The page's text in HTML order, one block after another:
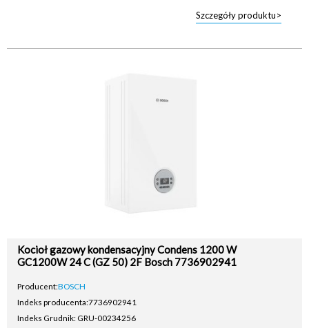
Szczegóły produktu>
Kocioł gazowy kondensacyjny Condens 1200 W
GC1200W 24 C (GZ 50) 2F Bosch 7736902941
Producent:BOSCH
Indeks producenta:7736902941
Indeks Grudnik: GRU-00234256